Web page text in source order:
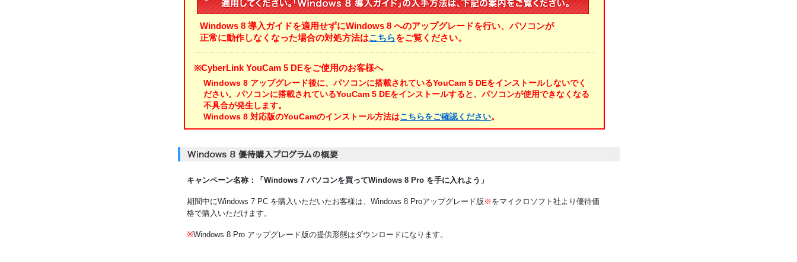
Windows 8 導入ガイドを適用せずにWindows 8 へのアップグレードを行い、パソコンが
正常に動作しなくなった場合の対処方法はこちらをご覧ください。
※CyberLink YouCam 5 DEをご使用のお客様へ
Windows 8 アップグレード後に、パソコンに搭載されているYouCam 5 DEをインストールしないでく
ださい。パソコンに搭載されているYouCam 5 DEをインストールすると、パソコンが使用できなくなる
不具合が発生します。
Windows 8 対応版のYouCamのインストール方法はこちらをご確認ください。
キャンペーン名称：「Windows 7 パソコンを買ってWindows 8 Pro を手に入れよう」
期間中にWindows 7 PC を購入いただいたお客様は、Windows 8 Proアップグレード版 ※ をマイクロソフト社より優待価
格で購入いただけます。
※Windows 8 Pro アップグレード版の提供形態はダウンロードになります。